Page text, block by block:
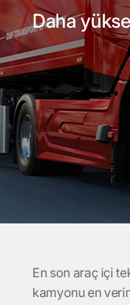
Daha
En son araç içi
kamyonu en